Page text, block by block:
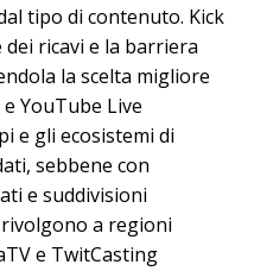
tipo di contenuto. Kick
ricavi e la barriera
la scelta migliore
YouTube Live
e gli ecosistemi di
sebbene con
e suddivisioni
a regioni
e TwitCasting